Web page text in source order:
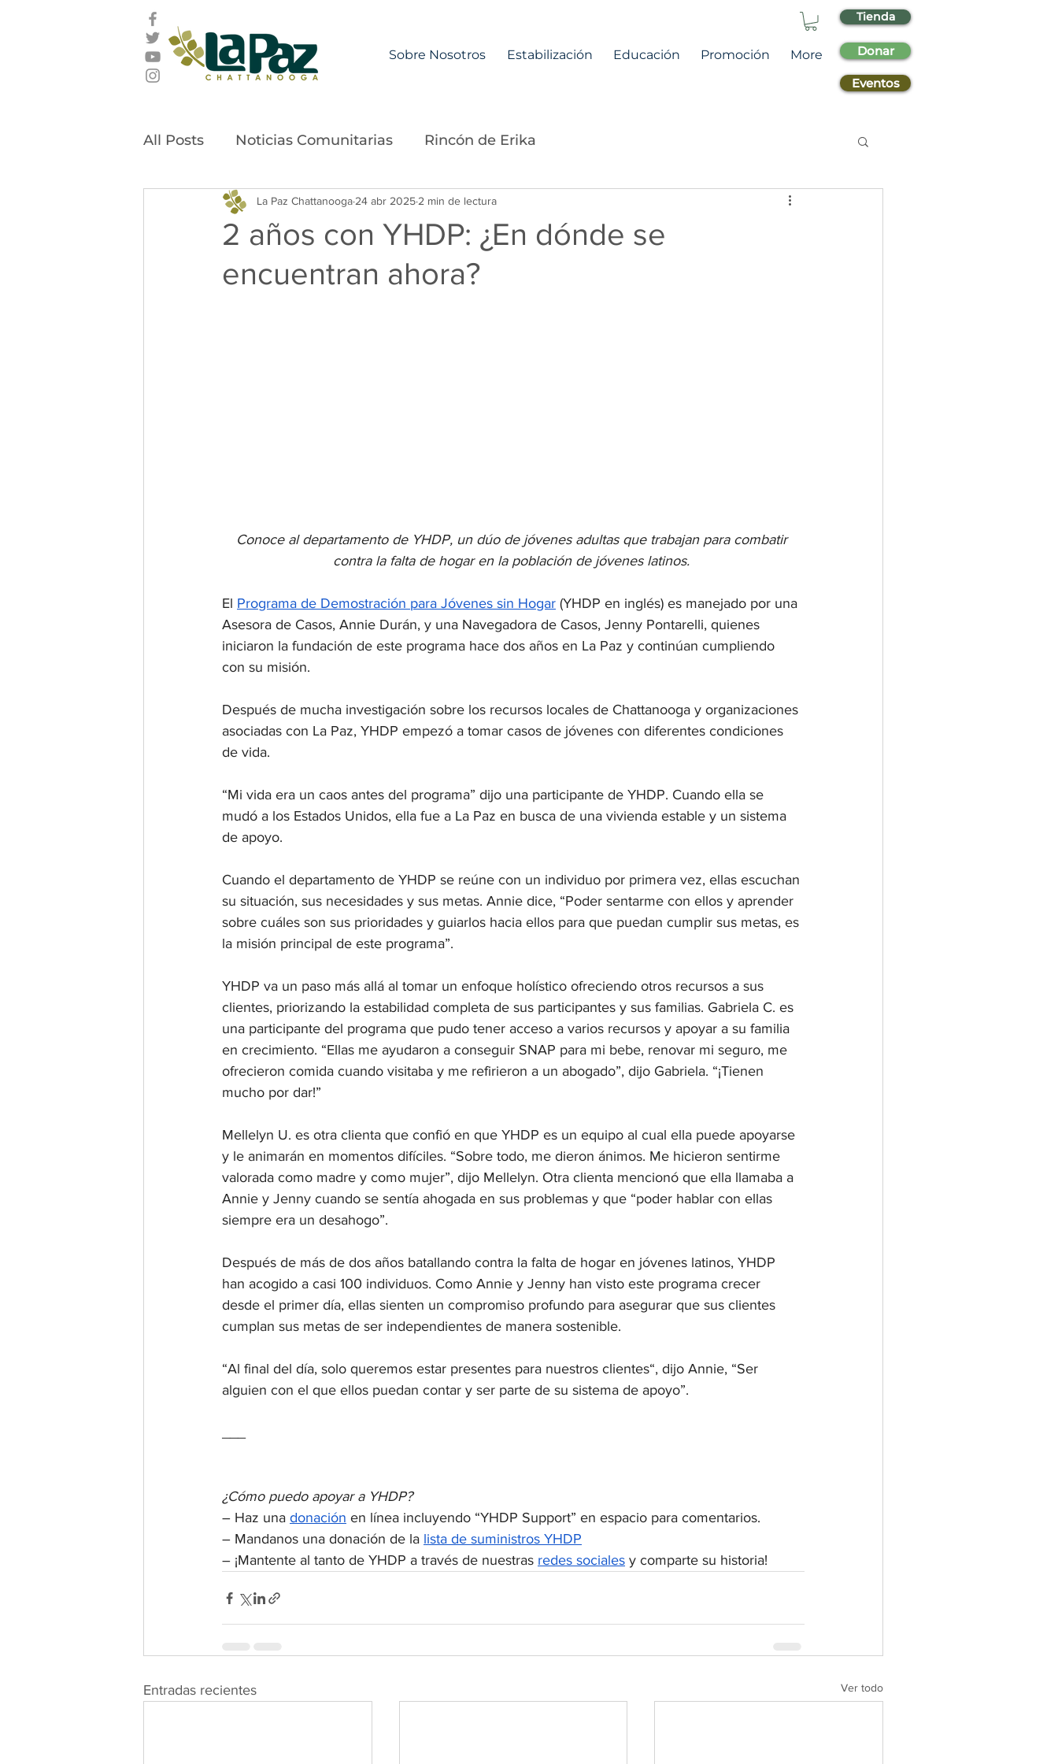
Sobre Nosotros Estabilización Educación Promoción More
Tienda
Donar
Eventos
All Posts Noticias Comunitarias Rincón de Erika
2 años con YHDP: ¿En dónde se
encuentran ahora?
La Paz Chattanooga 24 abr 2025 2 min de lectura
Conoce al departamento de YHDP, un dúo de jóvenes adultas que trabajan para combatir
contra la falta de hogar en la población de jóvenes latinos.
El Programa de Demostración para Jóvenes sin Hogar (YHDP en inglés) es manejado por una
Asesora de Casos, Annie Durán, y una Navegadora de Casos, Jenny Pontarelli, quienes
iniciaron la fundación de este programa hace dos años en La Paz y continúan cumpliendo
con su misión.
Después de mucha investigación sobre los recursos locales de Chattanooga y organizaciones
asociadas con La Paz, YHDP empezó a tomar casos de jóvenes con diferentes condiciones
de vida.
“Mi vida era un caos antes del programa” dijo una participante de YHDP. Cuando ella se
mudó a los Estados Unidos, ella fue a La Paz en busca de una vivienda estable y un sistema
de apoyo.
Cuando el departamento de YHDP se reúne con un individuo por primera vez, ellas escuchan
su situación, sus necesidades y sus metas. Annie dice, “Poder sentarme con ellos y aprender
sobre cuáles son sus prioridades y guiarlos hacia ellos para que puedan cumplir sus metas, es
la misión principal de este programa”.
YHDP va un paso más allá al tomar un enfoque holístico ofreciendo otros recursos a sus
clientes, priorizando la estabilidad completa de sus participantes y sus familias. Gabriela C. es
una participante del programa que pudo tener acceso a varios recursos y apoyar a su familia
en crecimiento. “Ellas me ayudaron a conseguir SNAP para mi bebe, renovar mi seguro, me
ofrecieron comida cuando visitaba y me refirieron a un abogado”, dijo Gabriela. “¡Tienen
mucho por dar!”
Mellelyn U. es otra clienta que confió en que YHDP es un equipo al cual ella puede apoyarse
y le animarán en momentos difíciles. “Sobre todo, me dieron ánimos. Me hicieron sentirme
valorada como madre y como mujer”, dijo Mellelyn. Otra clienta mencionó que ella llamaba a
Annie y Jenny cuando se sentía ahogada en sus problemas y que “poder hablar con ellas
siempre era un desahogo”.
Después de más de dos años batallando contra la falta de hogar en jóvenes latinos, YHDP
han acogido a casi 100 individuos. Como Annie y Jenny han visto este programa crecer
desde el primer día, ellas sienten un compromiso profundo para asegurar que sus clientes
cumplan sus metas de ser independientes de manera sostenible.
“Al final del día, solo queremos estar presentes para nuestros clientes“, dijo Annie, “Ser
alguien con el que ellos puedan contar y ser parte de su sistema de apoyo”.
¿Cómo puedo apoyar a YHDP?
– Haz una donación en línea incluyendo “YHDP Support” en espacio para comentarios.
– Mandanos una donación de la lista de suministros YHDP
– ¡Mantente al tanto de YHDP a través de nuestras redes sociales y comparte su historia!
Entradas recientes Ver todo